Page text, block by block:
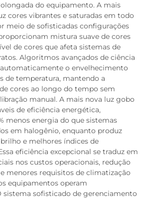
do equipamento. A mais
cores vibrantes e saturadas em todo
meio de sofisticadas configurações
mistura suave de cores
de cores que afeta sistemas de
Algoritmos avançados de ciência
o envelhecimento
de temperatura, mantendo a
cores ao longo do tempo sem
manual. A mais nova luz gobo
de eficiência energética,
menos energia do que sistemas
em halogênio, enquanto produz
e melhores índices de
eficiência excepcional se traduz em
nos custos operacionais, redução
menores requisitos de climatização
equipamentos operam
sistema sofisticado de gerenciamento